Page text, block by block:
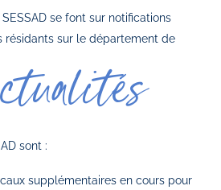
se font sur notifications
résidants sur le département de
sont :
supplémentaires en cours pour